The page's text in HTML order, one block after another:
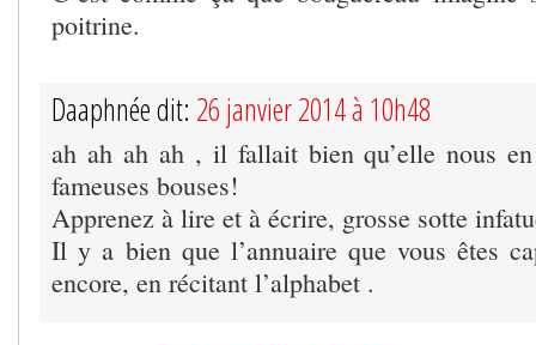
poitrine.
Daaphnée dit: 26 janvier 2014 à 10h48
ah ah ah ah , il fallait bien qu’elle nous
fameuses bouses!
Apprenez à lire et à écrire, grosse sotte
Il y a bien que l’annuaire que vous êtes
encore, en récitant l’alphabet .